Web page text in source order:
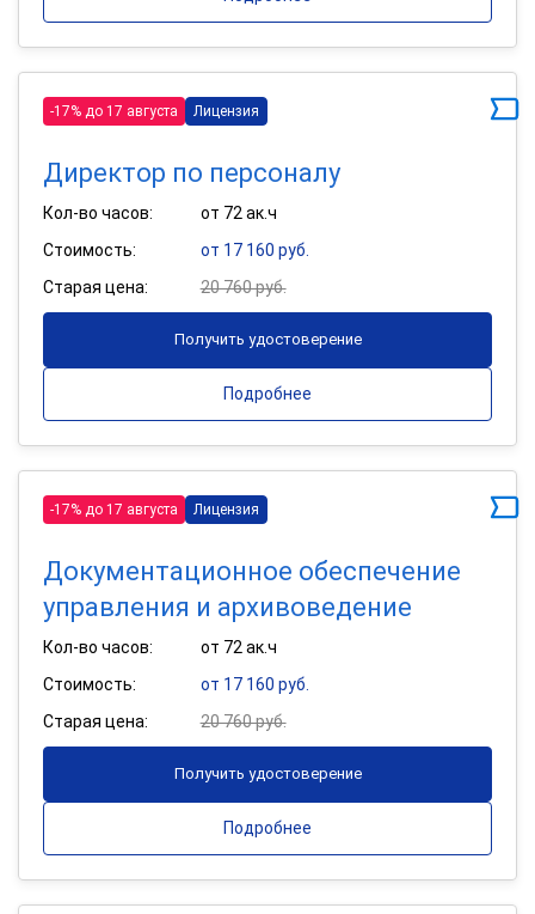
-17% до 17 августа Лицензия
Директор по персоналу
Кол-во часов:
от 72 ак.ч
Стоимость:
от 17 160 руб.
Старая цена:
20 760 руб.
Получить удостоверение
Подробнее
-17% до 17 августа Лицензия
Документационное обеспечение
управления и архивоведение
Кол-во часов:
от 72 ак.ч
Стоимость:
от 17 160 руб.
Старая цена:
20 760 руб.
Получить удостоверение
Подробнее